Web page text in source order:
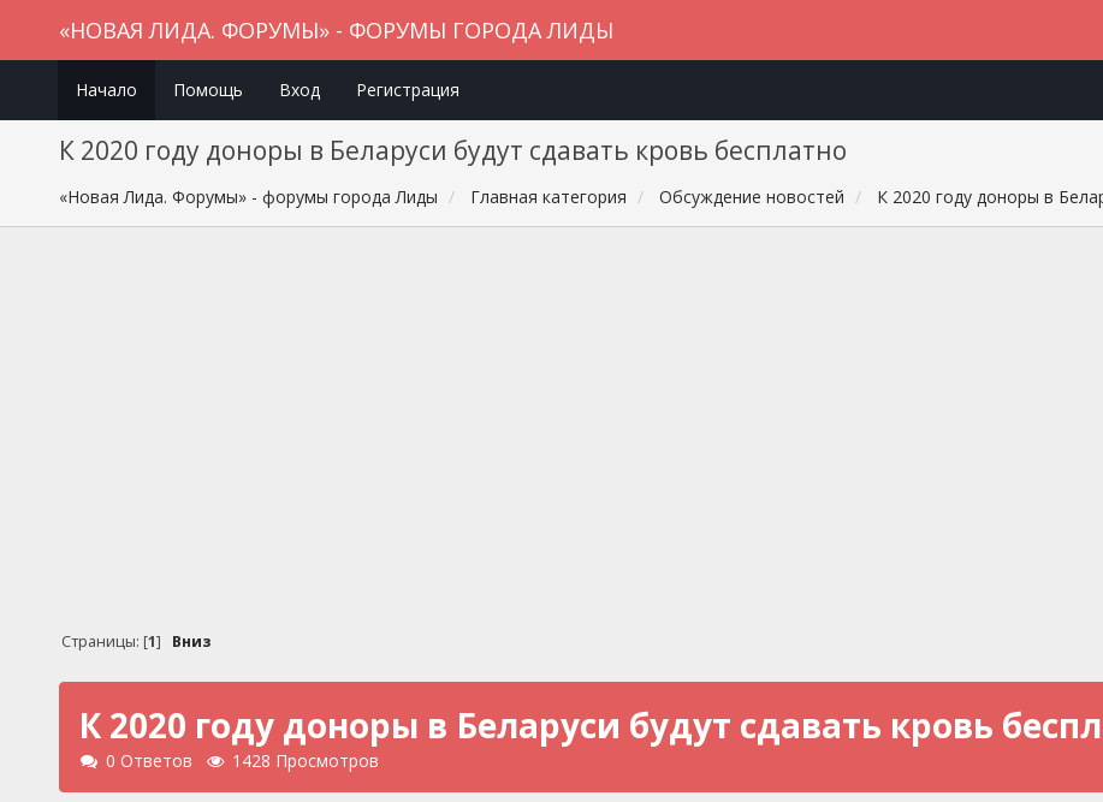
«НОВАЯ ЛИДА. ФОРУМЫ» - ФОРУМЫ ГОРОДА ЛИДЫ
Начало Помощь Вход Регистрация
К 2020 году доноры в Беларуси будут сдавать кровь бесплатно
«Новая Лида. Форумы» - форумы города Лиды Главная категория Обсуждение новостей К 2020 году доноры в
Страницы: [1] Вниз
К 2020 году доноры в Беларуси будут сдавать кровь
0 Ответов 1428 Просмотров